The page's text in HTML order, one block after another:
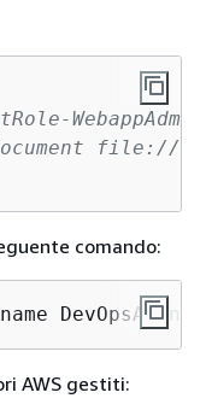
file://
comando:
AWS gestiti: